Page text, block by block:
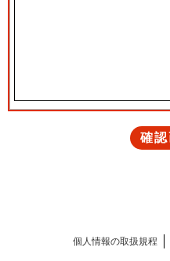
個人情報の取扱規程